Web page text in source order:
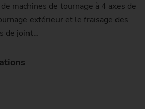
machines de tournage à 4 axes de
extérieur et le fraisage des
de joint…